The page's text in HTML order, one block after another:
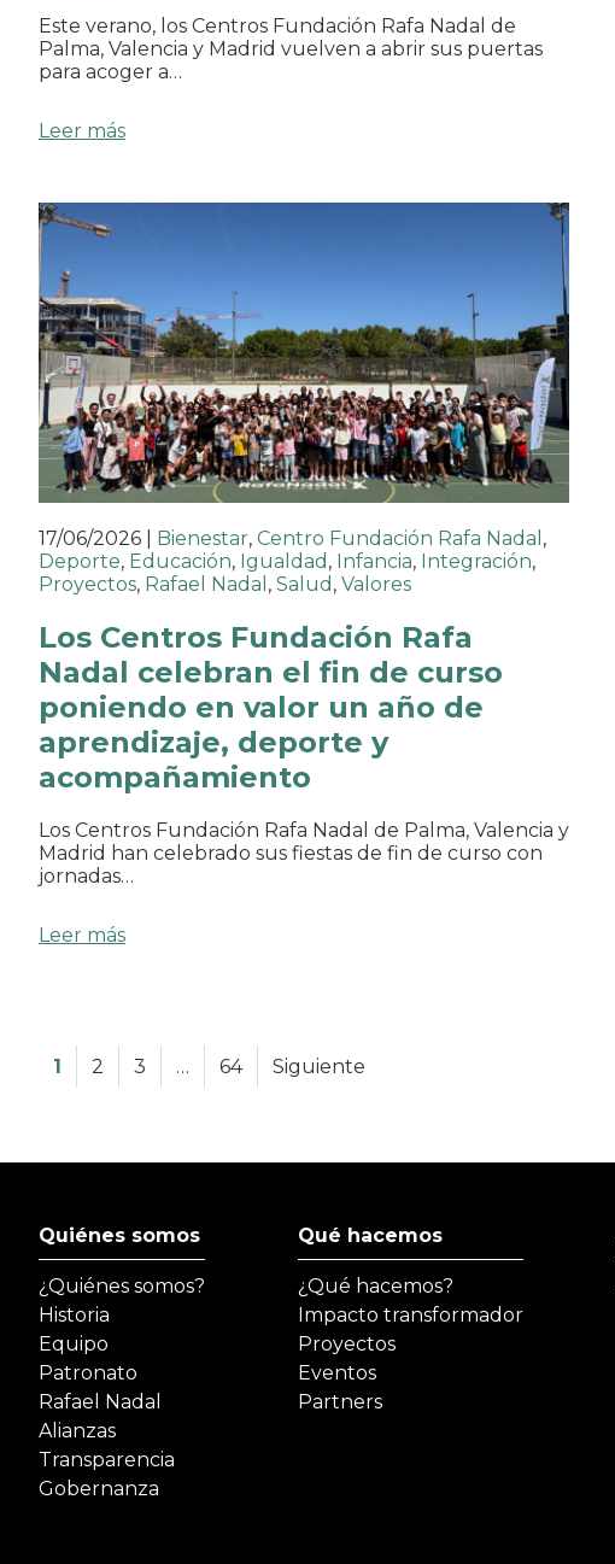
Este verano, los Centros Fundación Rafa Nadal de
Palma, Valencia y Madrid vuelven a abrir sus puertas
para acoger a…
Leer más
17/06/2026 Bienestar, Centro Fundación Rafa Nadal ,
Deporte, Educación, Igualdad , Infancia, Integración,
Proyectos, Rafael Nadal , Salud , Valores
Los Centros Fundación Rafa
Nadal celebran el fin de curso
poniendo en valor un año de
aprendizaje, deporte y
acompañamiento
Los Centros Fundación Rafa Nadal de Palma, Valencia y
Madrid han celebrado sus fiestas de fin de curso con
jornadas…
Leer más
1 2 3 … 64 Siguiente
Quiénes somos
¿Quiénes somos?
Historia
Equipo
Patronato
Rafael Nadal
Alianzas
Transparencia
Gobernanza
Qué hacemos
¿Qué hacemos?
Impacto transformador
Proyectos
Eventos
Partners